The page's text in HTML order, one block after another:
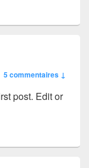
5 commentaires ↓
post. Edit or